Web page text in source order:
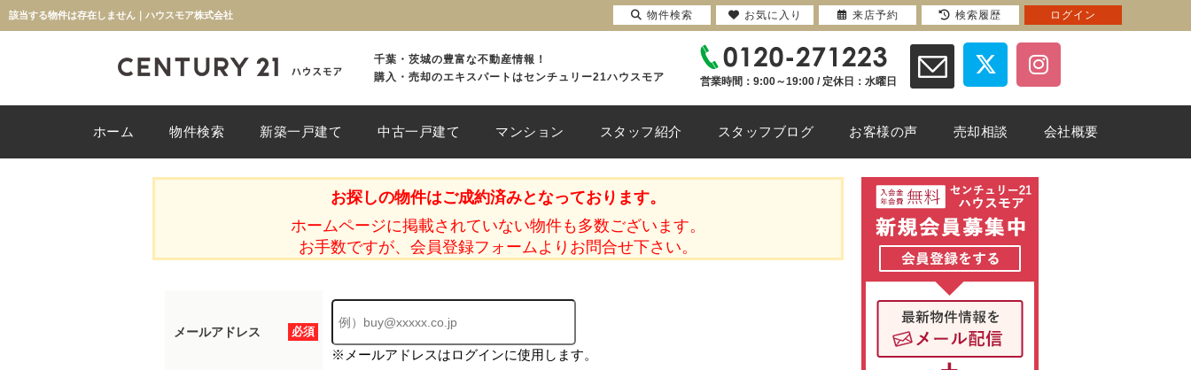
該当する物件は存在しません｜ハウスモア株式会社
千葉・茨城の豊富な不動産情報！
購入・売却のエキスパートはセンチュリー21ハウスモア
営業時間：9:00～19:00 / 定休日：水曜日
ホーム 物件検索 新築一戸建て 中古一戸建て マンション スタッフ紹介 スタッフブログ お客様の声 売却相談 会社概要
お探しの物件はご成約済みとなっております。
ホームページに掲載されていない物件も多数ございます。
お手数ですが、会員登録フォームよりお問合せ下さい。
必須
メールアドレス
※メールアドレスはログインに使用します。
物件検索 お気に入り 来店予約 検索履歴 ログイン